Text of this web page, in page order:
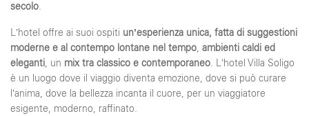
secolo.
L’hotel offre ai suoi ospiti un’esperienza unica, fatta di suggestioni
moderne e al contempo lontane nel tempo, ambienti caldi ed
eleganti, un mix tra classico e contemporaneo. L’hotel Villa Soligo
è un luogo dove il viaggio diventa emozione, dove si può curare
l’anima, dove la bellezza incanta il cuore, per un viaggiatore
esigente, moderno, raffinato.